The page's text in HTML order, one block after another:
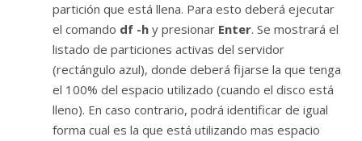
partición que está llena. Para esto deberá ejecutar
el comando df -h y presionar Enter. Se mostrará el
listado de particiones activas del servidor
(rectángulo azul), donde deberá fijarse la que tenga
el 100% del espacio utilizado (cuando el disco está
lleno). En caso contrario, podrá identificar de igual
forma cual es la que está utilizando mas espacio